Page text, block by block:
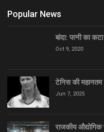
Popular News
बांदा: पत्नी का
Oct 9, 2020
टेनिस की महानतम
Jun 7, 2025
राजकीय